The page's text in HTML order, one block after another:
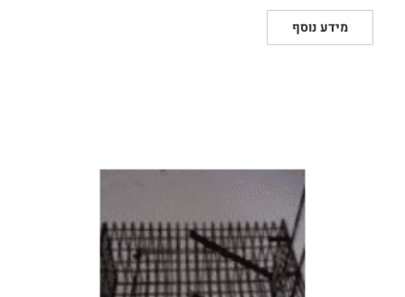
מידע נוסף